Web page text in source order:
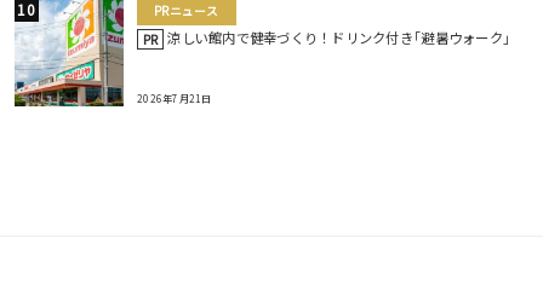
PRニュース
PR 涼しい館内で健幸づくり！ドリンク付き｢避暑ウォーク｣
2026年7月21日